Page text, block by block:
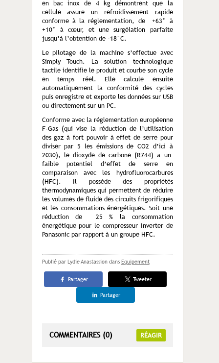
en bac inox de 4 kg démontrent que la
cellule assure un refroidissement rapide
conforme à la réglementation, de +63° à
+10° à cœur, et une surgélation parfaite
jusqu’à l’obtention de -18°C.
Le pilotage de la machine s’effectue avec
Simply Touch. La solution technologique
tactile identifie le produit et courbe son cycle
en temps réel. Elle calcule ensuite
automatiquement la conformité des cycles
puis enregistre et exporte les données sur USB
ou directement sur un PC.
Conforme avec la réglementation européenne
F-Gas (qui vise la réduction de l’utilisation
des gaz à fort pouvoir à effet de serre pour
diviser par 5 les émissions de CO2 d’ici à
2030), le dioxyde de carbone (R744) a un
faible potentiel d’effet de serre en
comparaison avec les hydrofluorocarbures
(HFC). Il possède des propriétés
thermodynamiques qui permettent de réduire
les volumes de fluide des circuits frigorifiques
et les consommations énergétiques. Soit une
réduction de 25 % la consommation
énergétique pour le compresseur Inverter de
Panasonic par rapport à un groupe HFC.
Publié par Lydie Anastassion dans Equipement
Partager Tweeter
Partager
COMMENTAIRES (0) RÉAGIR